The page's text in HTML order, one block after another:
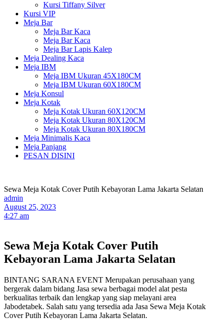
Kursi Tiffany Silver
Kursi VIP
Meja Bar
Meja Bar Kaca
Meja Bar Kaca
Meja Bar Lapis Kalep
Meja Dealing Kaca
Meja IBM
Meja IBM Ukuran 45X180CM
Meja IBM Ukuran 60X180CM
Meja Konsul
Meja Kotak
Meja Kotak Ukuran 60X120CM
Meja Kotak Ukuran 80X120CM
Meja Kotak Ukuran 80X180CM
Meja Minimalis Kaca
Meja Panjang
PESAN DISINI
Sewa Meja Kotak Cover Putih Kebayoran Lama Jakarta Selatan
admin
August 25, 2023
4:27 am
Sewa Meja Kotak Cover Putih
Kebayoran Lama Jakarta Selatan
BINTANG SARANA EVENT Merupakan perusahaan yang
bergerak dalam bidang Jasa sewa berbagai model alat pesta
berkualitas terbaik dan lengkap yang siap melayani area
Jabodetabek. Salah satu yang tersedia ada Jasa Sewa Meja Kotak
Cover Putih Kebayoran Lama Jakarta Selatan.